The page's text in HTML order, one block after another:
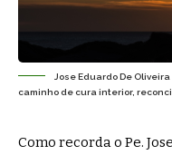
Jose Eduardo De
caminho de cura interior,
Como recorda o Pe.